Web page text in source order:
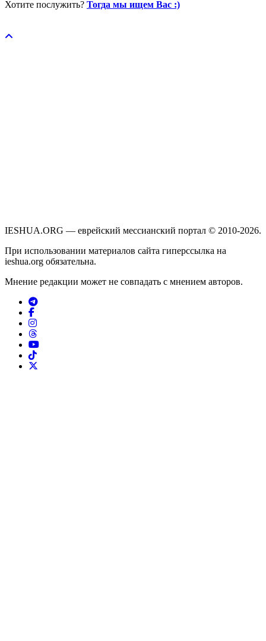
Хотите послужить? Тогда мы ищем Вас :)
IESHUA.ORG — еврейский мессианский портал © 2010-2026.
При использовании материалов сайта гиперссылка на
ieshua.org обязательна.
Мнение редакции может не совпадать с мнением авторов.